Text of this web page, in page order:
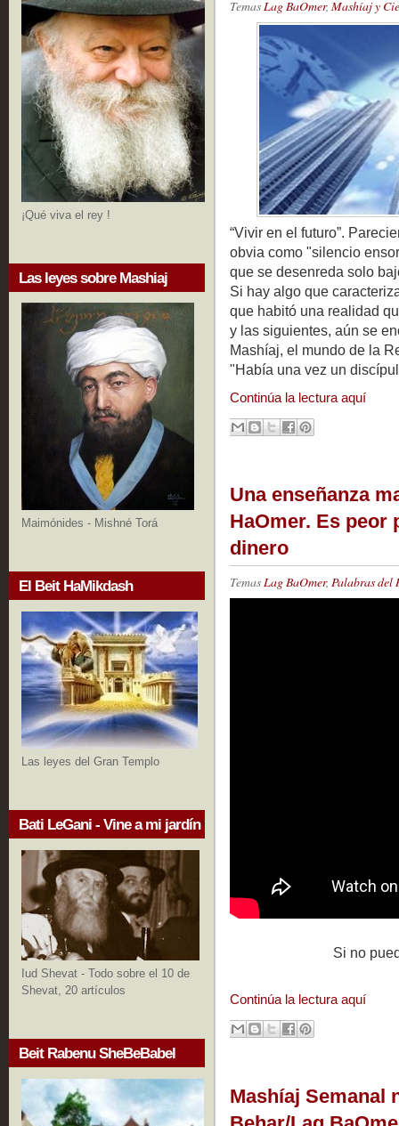
¡Qué viva el rey !
Las leyes sobre Mashiaj
Maimónides - Mishné Torá
El Beit HaMikdash
Las leyes del Gran Templo
Bati LeGani - Vine a mi jardín
Iud Shevat - Todo sobre el 10 de
Shevat, 20 artículos
Beit Rabenu SheBeBabel
TemasLag BaOmer, Mashíaj y
“Vivir en el futuro”.
obvia como "silencio
que se desenreda solo
Si hay algo que
que habitó una realidad
y las siguientes, aún se
Mashíaj, el mundo de la
"Había una vez un
Continúa la lectura aquí
Una enseñanza
HaOmer. Es peor
dinero
Temas Lag BaOmer, Palabras del
Si no
Continúa la lectura aquí
Mashíaj Semanal